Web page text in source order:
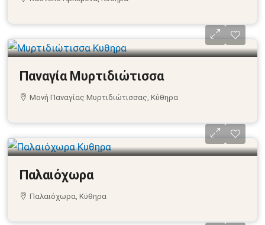
Παναγία Μυρτιδιώτισσα
Μονή Παναγίας Μυρτιδιώτισσας, Κύθηρα
Παλαιόχωρα
Παλαιόχωρα, Κύθηρα